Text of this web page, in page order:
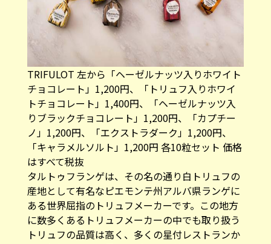
TRIFULOT 左から「ヘーゼルナッツ入りホワイト
チョコレート」1,200円、「トリュフ入りホワイ
トチョコレート」1,400円、「ヘーゼルナッツ入
りブラックチョコレート」1,200円、「カプチー
ノ」1,200円、「エクストラダーク​」1,200円、
「キャラメルソルト」1,200円 各10粒セット 価格
はすべて税抜
​タルトゥフランゲは、その名の通り白トリュフの
産地として有名なピエモンテ州アルバ県ランゲに
ある世界屈指のトリュフメーカーです。この地方
に数多くあるトリュフメーカーの中でも取り扱う
トリュフの品質は高く、多くの星付レストランか